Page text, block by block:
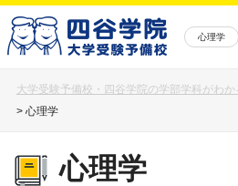
心理学
大学受験予備校・四谷学院の学部学科がわか
> 心理学
心理学